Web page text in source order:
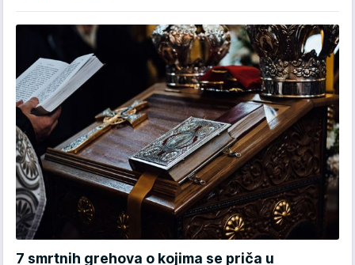
7 smrtnih grehova o kojima se priča u